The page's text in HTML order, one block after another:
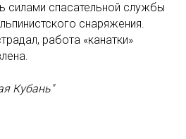
силами спасательной службы
снаряжения.
работа «канатки»
Кубань"